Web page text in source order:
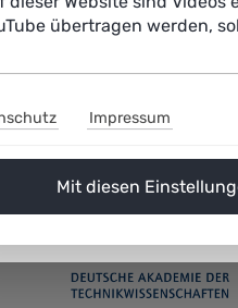
(414,3 KiB)
übertragen werden,
Impressum
Mit diesen